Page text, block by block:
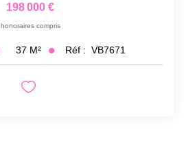
198 000 €
honoraires compris
37 M² Réf : VB7671